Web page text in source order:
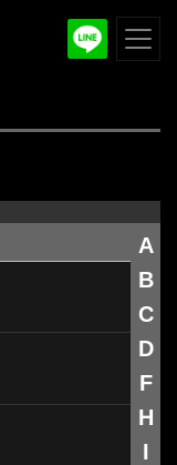
A
B
C
D
F
H
I